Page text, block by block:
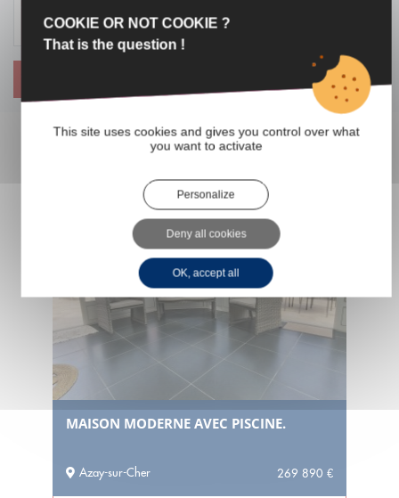
MAISON MODERNE AVEC PISCINE.
Azay-sur-Cher 269 890 €
COOKIE OR NOT COOKIE ?
That is the question !
This site uses cookies and gives you control over what
you want to activate
Personalize
Deny all cookies
OK, accept all